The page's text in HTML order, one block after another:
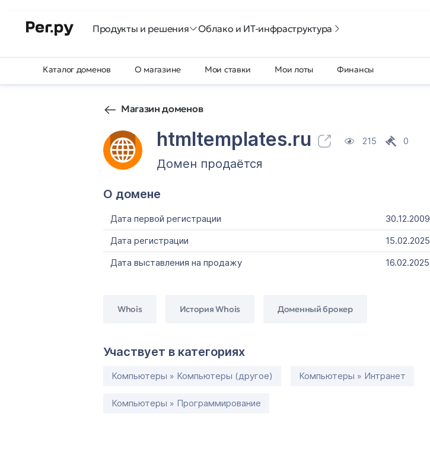
Продукты и решения Облако и ИТ-инфраструктура
Каталог доменов О магазине Мои ставки Мои лоты Финансы
Магазин доменов
htmltemplates.ru 215 0
Домен продаётся
О домене
Дата первой регистрации
30.12.2009
Дата регистрации
15.02.2025
Дата выставления на продажу
16.02.2025
Whois История Whois Доменный брокер
Участвует в категориях
Компьютеры » Компьютеры (другое) Компьютеры » Интранет
Компьютеры » Программирование